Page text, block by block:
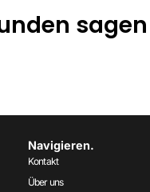
sagen
Navigieren.
Kontakt
Über uns